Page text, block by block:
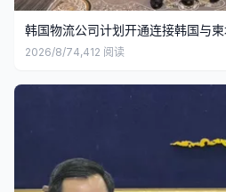
韩国物流公司计划开通连接韩国与
2026/8/74,412 阅读